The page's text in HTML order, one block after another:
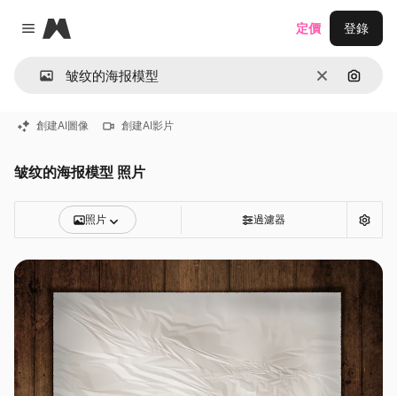
Close menu
Magnific
清除 通過圖
定價 登錄
創建AI圖像 創建AI影片
皱纹的海报模型 照片
照片 過濾器